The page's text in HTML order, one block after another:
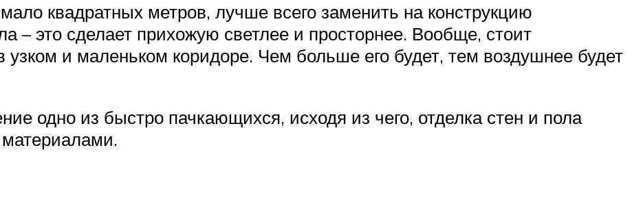
квадратных метров, лучше всего заменить на конструкцию
– это сделает прихожую светлее и просторнее. Вообще, стоит
узком и маленьком коридоре. Чем больше его будет, тем воздушнее будет
одно из быстро пачкающихся, исходя из чего, отделка стен и пола